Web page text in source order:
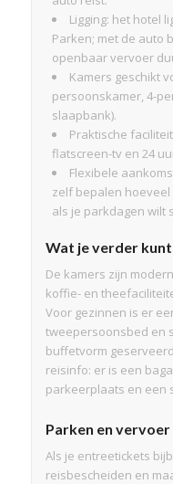
Ligging: het hotel
Parken; met de auto
openbaar vervoer
Kamers geschikt
persoonskamer, 4-
slaapbank).
Praktische
flatscreen-tv en 24
Flexibele
zelf bepalen
als je parkdagen wilt
Wat je verder
De kamers zijn
koffie- en
Voor gezinnen is er
tweepersoonsbed en
buffetvorm
reisinfo: er is een
parkeerplaats en een
Parken en vervoer
Als je entreetickets
reisbescheiden en